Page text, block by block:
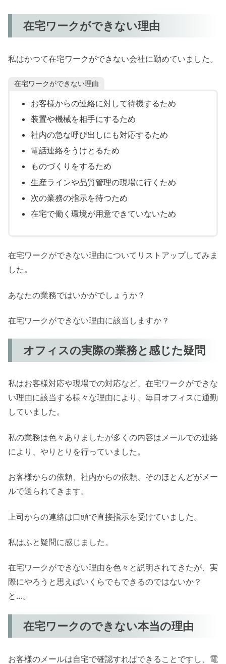
在宅ワークができない理由
私はかつて在宅ワークができない会社に勤めていました。
在宅ワークができない理由
お客様からの連絡に対して待機するため
装置や機械を相手にするため
社内の急な呼び出しにも対応するため
電話連絡をうけとるため
ものづくりをするため
生産ラインや品質管理の現場に行くため
次の業務の指示を待つため
在宅で働く環境が用意できていないため
在宅ワークができない理由についてリストアップしてみま
した。
あなたの業務ではいかがでしょうか？
在宅ワークができない理由に該当しますか？
オフィスの実際の業務と感じた疑問
私はお客様対応や現場での対応など、在宅ワークができな
い理由に該当する様々な理由により、毎日オフィスに通勤
していました。
私の業務は色々ありましたが多くの内容はメールでの連絡
により、やりとりを行っていました。
お客様からの依頼、社内からの依頼、そのほとんどがメー
ルで送られてきます。
上司からの連絡は口頭で直接指示を受けていました。
私はふと疑問に感じました。
在宅ワークができない理由を色々と説明されてきたが、実
際にやろうと思えばいくらでもできるのではないか？
と…。
在宅ワークのできない本当の理由
お客様のメールは自宅で確認すればできることですし、電